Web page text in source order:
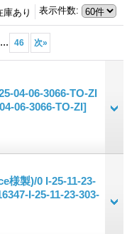
表示件数:
庫あり
... 46 次»
04-06-3066-TO-ZI
06-3066-TO-ZI]
様製)/0 I-25-11-23-
I-25-11-23-303-